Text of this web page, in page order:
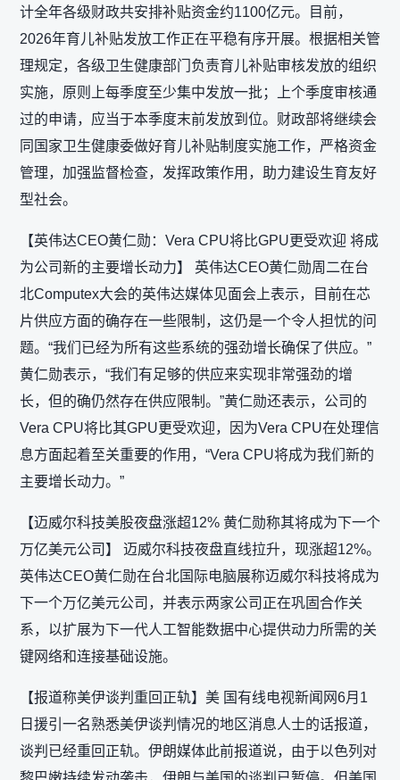
计全年各级财政共安排补贴资金约1100亿元。目前，
2026年育儿补贴发放工作正在平稳有序开展。根据相关管
理规定，各级卫生健康部门负责育儿补贴审核发放的组织
实施，原则上每季度至少集中发放一批；上个季度审核通
过的申请，应当于本季度末前发放到位。财政部将继续会
同国家卫生健康委做好育儿补贴制度实施工作，严格资金
管理，加强监督检查，发挥政策作用，助力建设生育友好
型社会。
【英伟达CEO黄仁勋：Vera CPU将比GPU更受欢迎 将成
为公司新的主要增长动力】 英伟达CEO黄仁勋周二在台
北Computex大会的英伟达媒体见面会上表示，目前在芯
片供应方面的确存在一些限制，这仍是一个令人担忧的问
题。“我们已经为所有这些系统的强劲增长确保了供应。”
黄仁勋表示，“我们有足够的供应来实现非常强劲的增
长，但的确仍然存在供应限制。”黄仁勋还表示，公司的
Vera CPU将比其GPU更受欢迎，因为Vera CPU在处理信
息方面起着至关重要的作用，“Vera CPU将成为我们新的
主要增长动力。”
【迈威尔科技美股夜盘涨超12% 黄仁勋称其将成为下一个
万亿美元公司】 迈威尔科技夜盘直线拉升，现涨超12%。
英伟达CEO黄仁勋在台北国际电脑展称迈威尔科技将成为
下一个万亿美元公司，并表示两家公司正在巩固合作关
系，以扩展为下一代人工智能数据中心提供动力所需的关
键网络和连接基础设施。
【报道称美伊谈判重回正轨】美 国有线电视新闻网6月1
日援引一名熟悉美伊谈判情况的地区消息人士的话报道，
谈判已经重回正轨。伊朗媒体此前报道说，由于以色列对